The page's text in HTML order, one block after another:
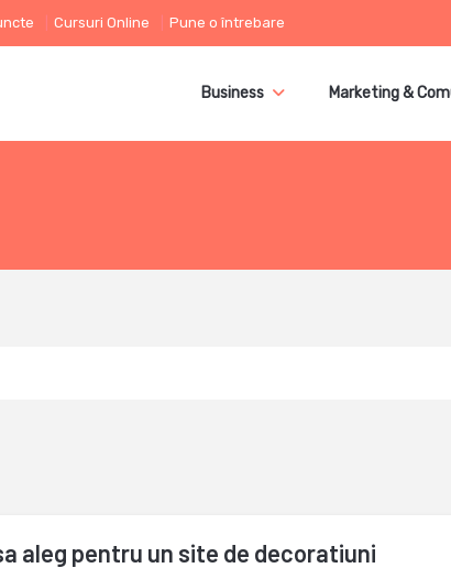
Cursuri Online Pune o întrebare
Business Marketing &
aleg pentru un site de decoratiuni